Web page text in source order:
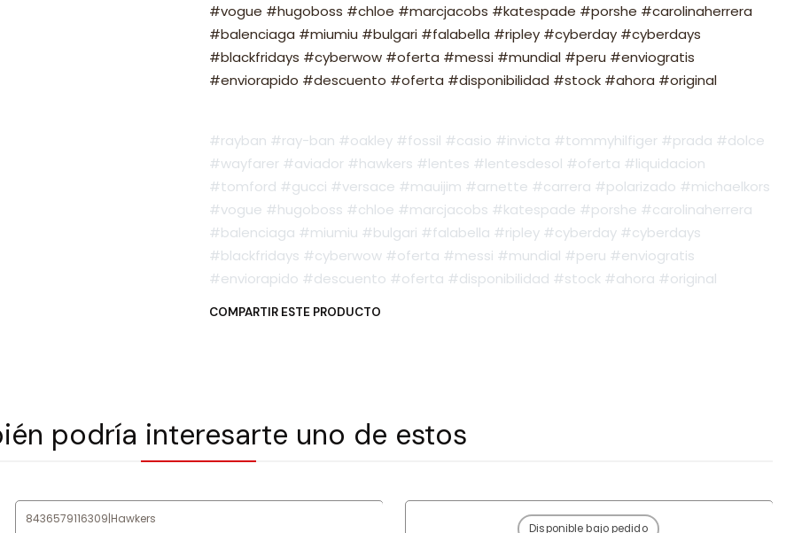
#vogue #hugoboss #chloe #marcjacobs #katespade #porshe #carolinaherrera
#balenciaga #miumiu #bulgari #falabella #ripley #cyberday #cyberdays
#blackfridays #cyberwow #oferta #messi #mundial #peru #enviogratis
#enviorapido #descuento #oferta #disponibilidad #stock #ahora #original
#rayban #ray-ban #oakley #fossil #casio #invicta #tommyhilfiger #prada #dolce
#wayfarer #aviador #hawkers #lentes #lentesdesol #oferta #liquidacion
#tomford #gucci #versace #mauijim #arnette #carrera #polarizado #michaelkors
#vogue #hugoboss #chloe #marcjacobs #katespade #porshe #carolinaherrera
#balenciaga #miumiu #bulgari #falabella #ripley #cyberday #cyberdays
#blackfridays #cyberwow #oferta #messi #mundial #peru #enviogratis
#enviorapido #descuento #oferta #disponibilidad #stock #ahora #original
COMPARTIR ESTE PRODUCTO
podría interesarte uno de estos
8436579116309|Hawkers
Disponible bajo pedido